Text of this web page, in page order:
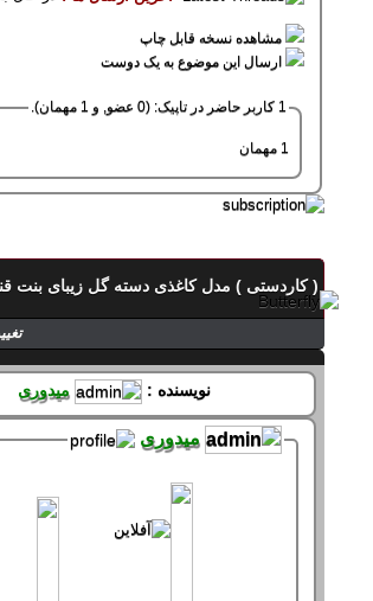
مشاهده نسخه قابل چاپ
ارسال این موضوع به یک دوست
1 کاربر حاضر در تاپیک: (0 عضو, و 1 مهمان).
1 مهمان
( کاردستی ) مدل کاغذی دسته گل زیبای بنت
نویسنده : میدوری
میدوری
تماس با میدوری
حالت میدوری
صفحه های میدوری
سپاس های میدوری
سپاس کرده 61 بار
سپاس شده 361 بار